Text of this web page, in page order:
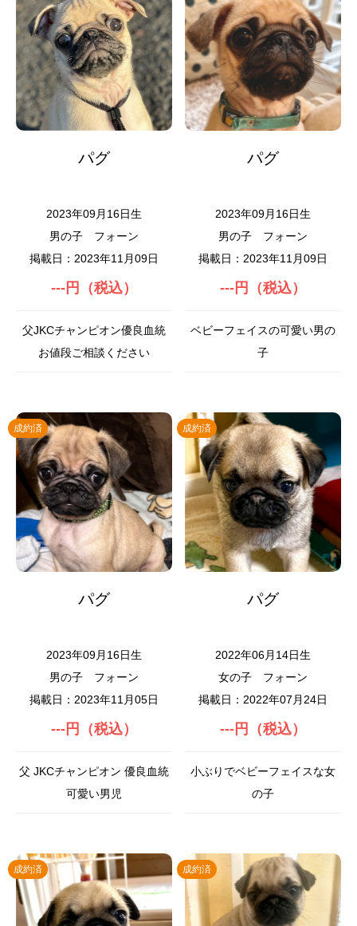
パグ
2023年09月16日生
男の子
フォーン
掲載日：2023年11月09日
---円（税込）
父JKCチャンピオン優良血統
お値段ご相談ください
パグ
2023年09月16日生
男の子
フォーン
掲載日：2023年11月09日
---円（税込）
ベビーフェイスの可愛い男の
子
成約済
パグ
2023年09月16日生
男の子
フォーン
掲載日：2023年11月05日
---円（税込）
父 JKCチャンピオン 優良血統
可愛い男児
成約済
パグ
2022年06月14日生
女の子
フォーン
掲載日：2022年07月24日
---円（税込）
小ぶりでベビーフェイスな女
の子
成約済 成約済